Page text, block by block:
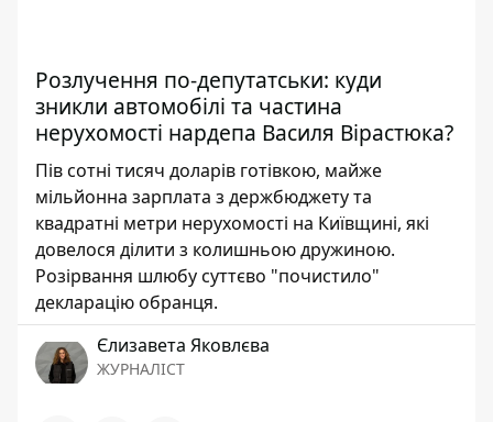
Розлучення по-депутатськи: куди
зникли автомобілі та частина
нерухомості нардепа Василя Вірастюка?
Пів сотні тисяч доларів готівкою, майже
мільйонна зарплата з держбюджету та
квадратні метри нерухомості на Київщині, які
довелося ділити з колишньою дружиною.
Розірвання шлюбу суттєво "почистило"
декларацію обранця.
Єлизавета Яковлєва
ЖУРНАЛІСТ